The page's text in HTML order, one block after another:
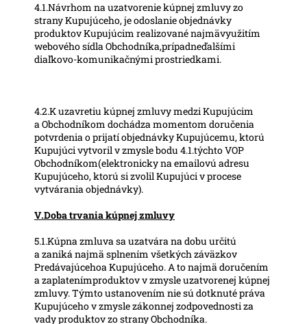
4.1.Návrhom na uzatvorenie kúpnej zmluvy zo
strany Kupujúceho, je odoslanie objednávky
produktov Kupujúcim realizované najmävyužitím
webového sídla Obchodníka,prípadneďalšími
diaľkovo-komunikačnými prostriedkami.
4.2.K uzavretiu kúpnej zmluvy medzi Kupujúcim
a Obchodníkom dochádza momentom doručenia
potvrdenia o prijatí objednávky Kupujúcemu, ktorú
Kupujúci vytvoril v zmysle bodu 4.1.týchto VOP
Obchodníkom(elektronicky na emailovú adresu
Kupujúceho, ktorú si zvolil Kupujúci v procese
vytvárania objednávky).
V.Doba trvania kúpnej zmluvy
5.1.Kúpna zmluva sa uzatvára na dobu určitú
a zaniká najmä splnením všetkých záväzkov
Predávajúcehoa Kupujúceho. A to najmä doručením
a zaplatenímproduktov v zmysle uzatvorenej kúpnej
zmluvy. Týmto ustanovením nie sú dotknuté práva
Kupujúceho v zmysle zákonnej zodpovednosti za
vady produktov zo strany Obchodníka.